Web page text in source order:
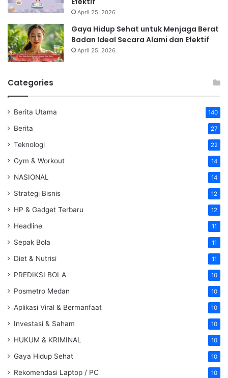
April 25, 2026
Gaya Hidup Sehat untuk Menjaga Berat
Badan Ideal Secara Alami dan Efektif
April 25, 2026
Categories
Berita Utama 140
Berita 27
Teknologi 22
Gym & Workout 14
NASIONAL 14
Strategi Bisnis 12
HP & Gadget Terbaru 12
Headline 11
Sepak Bola 11
Diet & Nutrisi 11
PREDIKSI BOLA 10
Posmetro Medan 10
Aplikasi Viral & Bermanfaat 10
Investasi & Saham 10
HUKUM & KRIMINAL 10
Gaya Hidup Sehat 10
Rekomendasi Laptop / PC 10